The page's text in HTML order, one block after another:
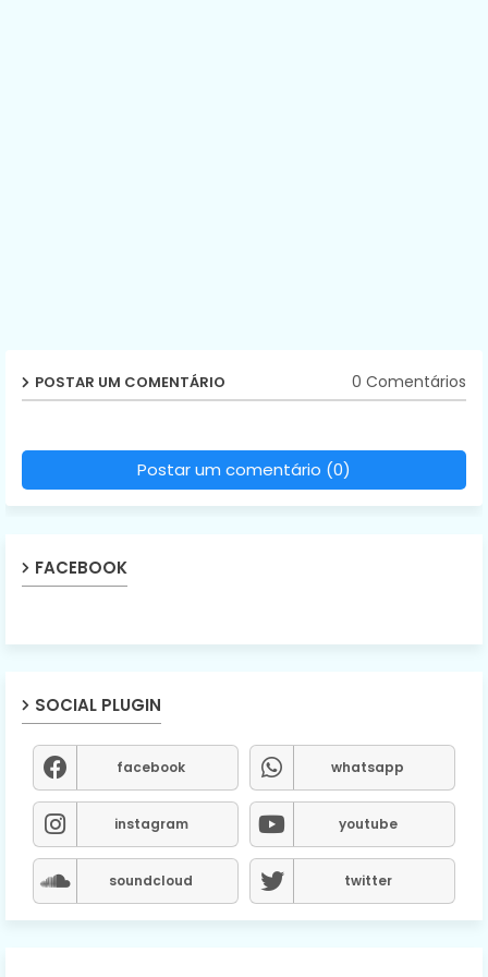
POSTAR UM COMENTÁRIO 0 Comentários
Postar um comentário (0)
FACEBOOK
SOCIAL PLUGIN
facebook whatsapp
instagram youtube
soundcloud twitter